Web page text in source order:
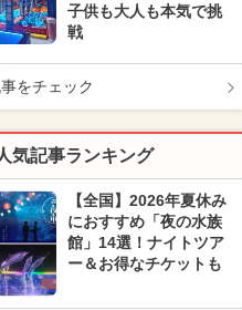
子供も大人も本気で挑
戦
をチェック
気記事ランキング
【全国】2026年夏休み
におすすめ「夜の水族
館」14選！ナイトツア
ー＆お得なチケットも